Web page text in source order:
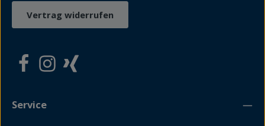
Vertrag widerrufen
Service